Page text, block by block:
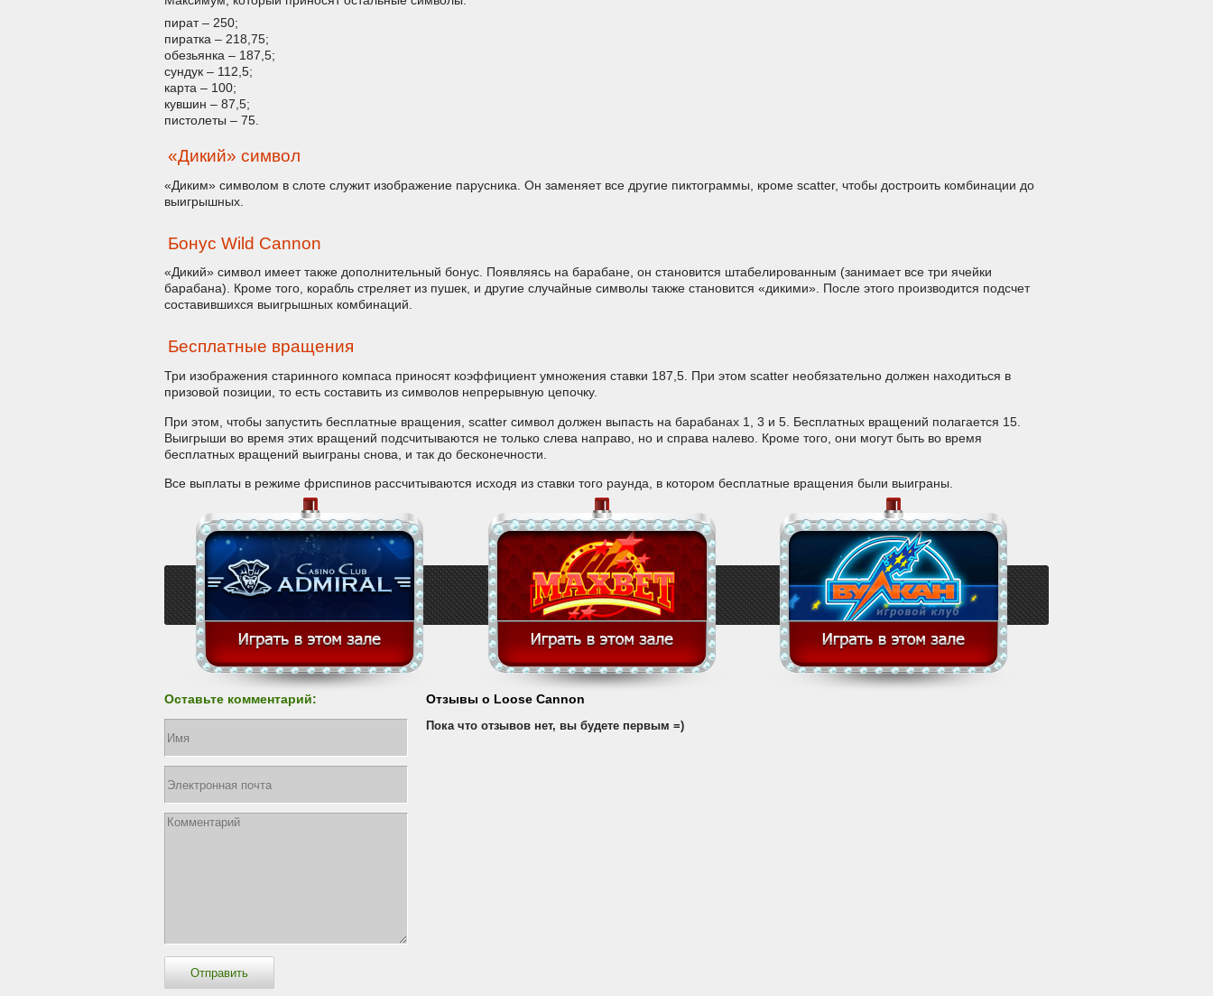
пират – 250;
пиратка – 218,75;
обезьянка – 187,5;
сундук – 112,5;
карта – 100;
кувшин – 87,5;
пистолеты – 75.
«Дикий» символ
«Диким» символом в слоте служит изображение парусника. Он заменяет все другие пиктограммы, кроме scatter, чтобы достроить комбинации до
выигрышных.
Бонус Wild Cannon
«Дикий» символ имеет также дополнительный бонус. Появляясь на барабане, он становится штабелированным (занимает все три ячейки
барабана). Кроме того, корабль стреляет из пушек, и другие случайные символы также становится «дикими». После этого производится подсчет
составившихся выигрышных комбинаций.
Бесплатные вращения
Три изображения старинного компаса приносят коэффициент умножения ставки 187,5. При этом scatter необязательно должен находиться в
призовой позиции, то есть составить из символов непрерывную цепочку.
При этом, чтобы запустить бесплатные вращения, scatter символ должен выпасть на барабанах 1, 3 и 5. Бесплатных вращений полагается 15.
Выигрыши во время этих вращений подсчитываются не только слева направо, но и справа налево. Кроме того, они могут быть во время
бесплатных вращений выиграны снова, и так до бесконечности.
Все выплаты в режиме фриспинов рассчитываются исходя из ставки того раунда, в котором бесплатные вращения были выиграны.
Оставьте комментарий: Отзывы о Loose Cannon
Пока что отзывов нет, вы будете первым =)